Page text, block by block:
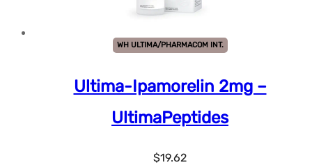
WH ULTIMA/PHARMACOM INT.
Ultima-Ipamorelin 2mg –
UltimaPeptides
$19.62